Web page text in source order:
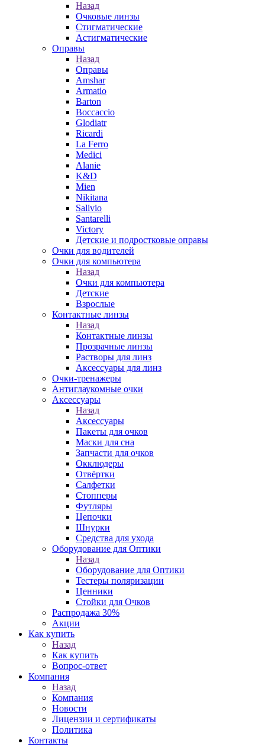
Назад
Очковые линзы
Стигматические
Астигматические
Оправы
Назад
Оправы
Amshar
Armatio
Barton
Boccaccio
Glodiatr
Ricardi
La Ferro
Medici
Alanie
K&D
Mien
Nikitana
Salivio
Santarelli
Victory
Детские и подростковые оправы
Очки для водителей
Очки для компьютера
Назад
Очки для компьютера
Детские
Взрослые
Контактные линзы
Назад
Контактные линзы
Прозрачные линзы
Растворы для линз
Аксессуары для линз
Очки-тренажеры
Антиглаукомные очки
Аксессуары
Назад
Аксессуары
Пакеты для очков
Маски для сна
Запчасти для очков
Окклюдеры
Отвёртки
Салфетки
Стопперы
Футляры
Цепочки
Шнурки
Средства для ухода
Оборудование для Оптики
Назад
Оборудование для Оптики
Тестеры поляризации
Ценники
Стойки для Очков
Распродажа 30%
Акции
Как купить
Назад
Как купить
Вопрос-ответ
Компания
Назад
Компания
Новости
Лицензии и сертификаты
Политика
Контакты